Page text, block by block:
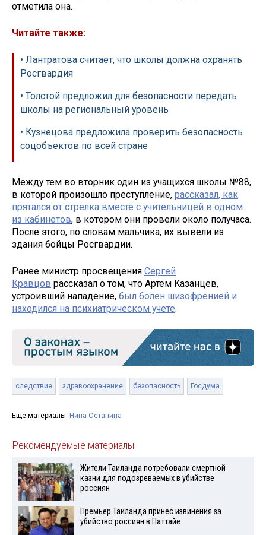
отметила она.
Читайте также:
• Лантратова считает, что школы должна охранять
Росгвардия
• Толстой предложил для безопасности передать
школы на региональный уровень
• Кузнецова предложила проверить безопасность
соцобъектов по всей стране
Между тем во вторник один из учащихся школы №88,
в которой произошло преступление, рассказал, как
прятался от стрелка вместе с учительницей в одном
из кабинетов, в котором они провели около получаса.
После этого, по словам мальчика, их вывели из
здания бойцы Росгвардии.
Ранее министр просвещения Сергей
Кравцов рассказал о том, что Артем Казанцев,
устроивший нападение, был болен шизофренией и
находился на психиатрическом учете.
следствие здравоохранение безопасность Госдума
Ещё материалы: Нина Останина
Рекомендуемые материалы
Жители Таиланда потребовали смертной
казни для подозреваемых в убийстве
россиян
Премьер Таиланда принес извинения за
убийство россиян в Паттайе